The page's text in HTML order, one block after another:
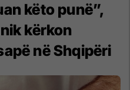
këto punë”,
kërkon
në Shqipëri